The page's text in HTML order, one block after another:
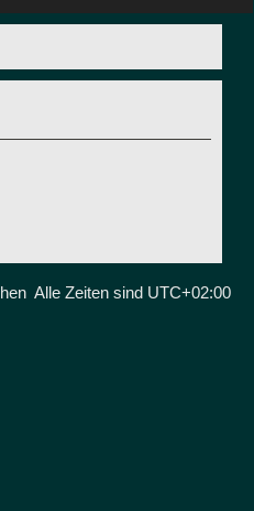
Alle Zeiten sind UTC+02:00